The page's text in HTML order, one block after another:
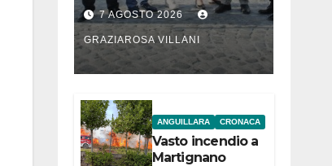
Belvedere sul
lago di
Bracciano: ieri
l’inaugurazion
e
7 AGOSTO 2026
GRAZIAROSA VILLANI
ANGUILLARA CRONACA
Vasto incendio a
Martignano